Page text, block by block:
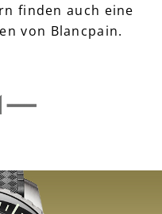
finden auch eine
von Blancpain.